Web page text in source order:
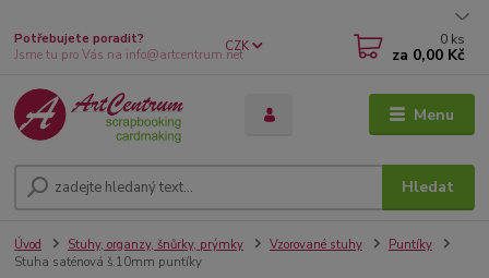
Menu
CZK
Hledat
Potřebujete poradit?
Jsme tu pro Vás na info@artcentrum.net
0 ks
za 0,00 Kč
Úvod Stuhy, organzy, šnůrky, prýmky Vzorované stuhy
Puntíky
Stuha saténová š.10mm puntíky